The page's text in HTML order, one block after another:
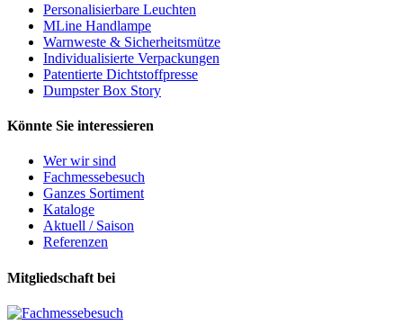
Personalisierbare Leuchten
MLine Handlampe
Warnweste & Sicherheitsmütze
Individualisierte Verpackungen
Patentierte Dichtstoffpresse
Dumpster Box Story
Könnte Sie interessieren
Wer wir sind
Fachmessebesuch
Ganzes Sortiment
Kataloge
Aktuell / Saison
Referenzen
Mitgliedschaft bei